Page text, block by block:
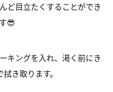
ど目立たくすることができ
😎
キングを入れ、渇く前にき
き取ります。